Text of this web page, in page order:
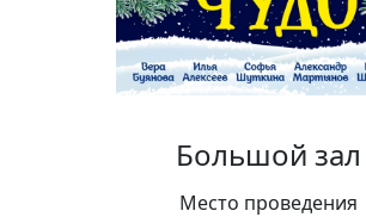
Большой зал
Место проведения